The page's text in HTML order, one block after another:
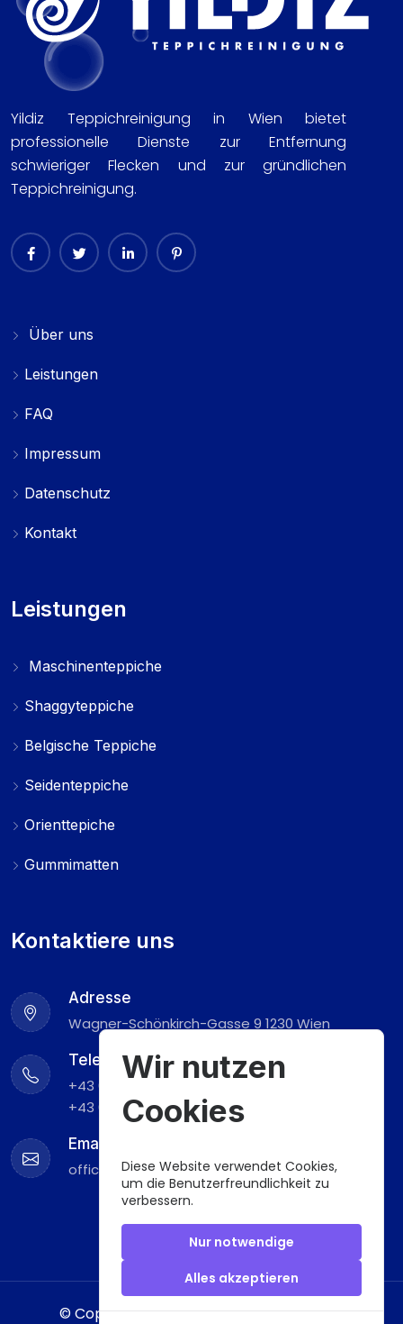
Yildiz Teppichreinigung in Wien bietet
professionelle Dienste zur Entfernung
schwieriger Flecken und zur gründlichen
Teppichreinigung.
Über uns
Leistungen
FAQ
Impressum
Datenschutz
Kontakt
Leistungen
Maschinenteppiche
Shaggyteppiche
Belgische Teppiche
Seidenteppiche
Orienttepiche
Gummimatten
Kontaktiere uns
Adresse
Wagner-Schönkirch-Gasse 9 1230 Wien
Telefon
+43 676 929 67 08
+43 660 839 30 05
Email
office@yildizteppichreinigung.at
© Copyrights 2024 All Right Reserved by
Wir nutzen
Cookies
Diese Website verwendet Cookies,
um die Benutzerfreundlichkeit zu
verbessern.
Nur notwendige
Alles akzeptieren